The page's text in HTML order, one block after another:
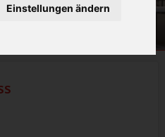
Einstellungen ändern